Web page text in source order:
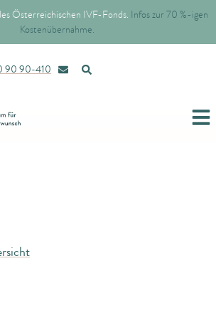
Österreichischen IVF-Fonds. Infos zur 70 %-igen
Kostenübernahme.
90 90-410